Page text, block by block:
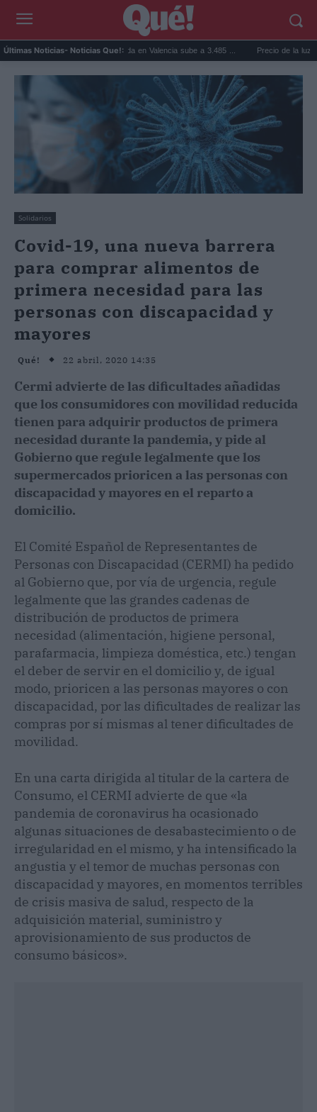
Últimas Noticias- Noticias Que!:
El precio de la vivienda en Valencia sube a 3.485 ... Precio de la luz hoy,
Solidarios
Covid-19, una nueva barrera
para comprar alimentos de
primera necesidad para las
personas con discapacidad y
mayores
Qué! 22 abril, 2020 14:35
Cermi advierte de las dificultades añadidas
que los consumidores con movilidad reducida
tienen para adquirir productos de primera
necesidad durante la pandemia, y pide al
Gobierno que regule legalmente que los
supermercados prioricen a las personas con
discapacidad y mayores en el reparto a
domicilio.
El Comité Español de Representantes de
Personas con Discapacidad (CERMI) ha pedido
al Gobierno que, por vía de urgencia, regule
legalmente que las grandes cadenas de
distribución de productos de primera
necesidad (alimentación, higiene personal,
parafarmacia, limpieza doméstica, etc.) tengan
el deber de servir en el domicilio y, de igual
modo, prioricen a las personas mayores o con
discapacidad, por las dificultades de realizar las
compras por sí mismas al tener dificultades de
movilidad.
En una carta dirigida al titular de la cartera de
Consumo, el CERMI advierte de que «la
pandemia de coronavirus ha ocasionado
algunas situaciones de desabastecimiento o de
irregularidad en el mismo, y ha intensificado la
angustia y el temor de muchas personas con
discapacidad y mayores, en momentos terribles
de crisis masiva de salud, respecto de la
adquisición material, suministro y
aprovisionamiento de sus productos de
consumo básicos».